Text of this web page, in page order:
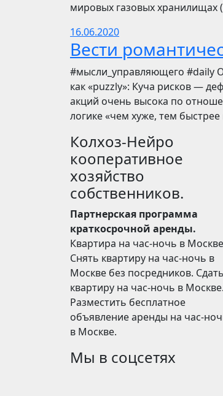
мировых газовых хранилищах
16.06.2020
Вести
​​#мысли_управляющего #daily
как «puzzly»: Куча рисков —
акций очень высока по
логике «чем хуже, тем
Колхоз-Нейро
кооперативное
хозяйство
собственников.
Партнерская программа
краткосрочной аренды.
Квартира на час-ночь в
Снять квартиру на час-ночь в
Москве без посредников. Сдать
квартиру на час-ночь в Москве.
Разместить бесплатное
объявление аренды на час-
в Москве.
Мы в соцсетях